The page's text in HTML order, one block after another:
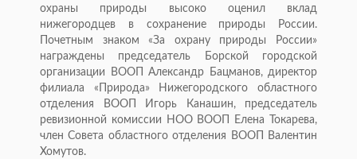
охраны природы высоко оценил вклад
нижегородцев в сохранение природы России.
Почетным знаком «За охрану природы России»
награждены председатель Борской городской
организации ВООП Александр Бацманов, директор
филиала «Природа» Нижегородского областного
отделения ВООП Игорь Канашин, председатель
ревизионной комиссии НОО ВООП Елена Токарева,
член Совета областного отделения ВООП Валентин
Хомутов.